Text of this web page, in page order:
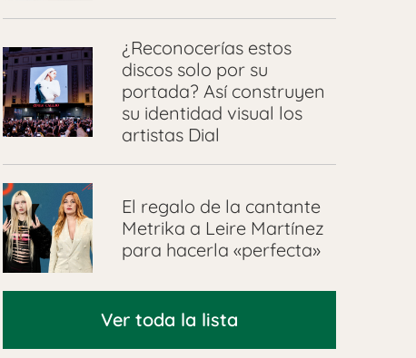
¿Reconocerías estos
discos solo por su
portada? Así construyen
su identidad visual los
artistas Dial
El regalo de la cantante
Metrika a Leire Martínez
para hacerla «perfecta»
Ver toda la lista